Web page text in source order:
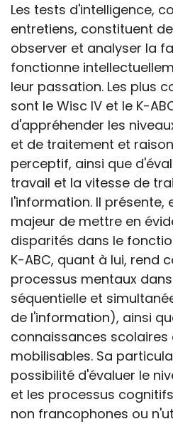
Les tests d'intelligence,
entretiens, constituent
observer et analyser la
fonctionne
leur passation. Les plus
sont le Wisc IV et le K-
d'appréhender les
et de traitement et
perceptif, ainsi que
travail et la vitesse de
l'information. Il présente,
majeur de mettre en
disparités dans le
K-ABC, quant à lui, rend
processus mentaux
séquentielle et
de l'information), ainsi
connaissances scolaires
mobilisables. Sa
possibilité d'évaluer le
et les processus
non francophones ou